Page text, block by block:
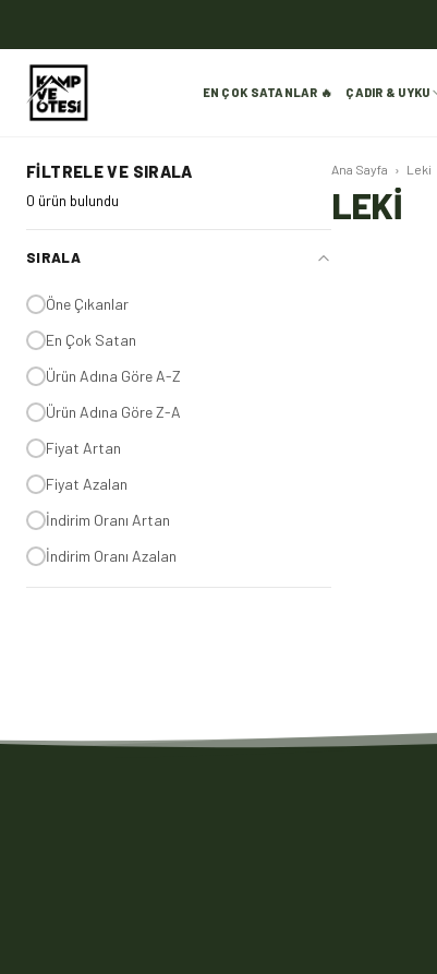
EN ÇOK SATANLAR 🔥 ÇADIR & UYKU
FILTRELE VE SIRALA
0 ürün bulundu
SIRALA
Öne Çıkanlar
En Çok Satan
Ürün Adına Göre A-Z
Ürün Adına Göre Z-A
Fiyat Artan
Fiyat Azalan
İndirim Oranı Artan
İndirim Oranı Azalan
Ana Sayfa › Leki
LEKİ